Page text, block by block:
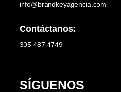
info@brandkeyagencia.com
Contáctanos:
305 487 4749
SÍGUENOS